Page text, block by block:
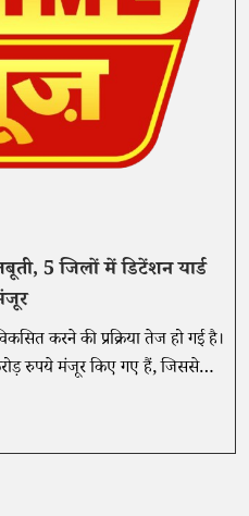
5 जिलों में डिटेंशन यार्ड
करने की प्रक्रिया तेज हो गई है।
रुपये मंजूर किए गए हैं, जिससे
होगी।